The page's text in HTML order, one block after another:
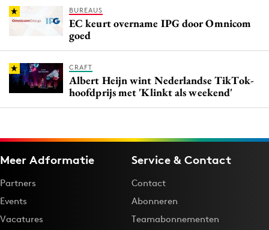
BUREAUS
EC keurt overname IPG door Omnicom
goed
CRAFT
Albert Heijn wint Nederlandse TikTok-
hoofdprijs met 'Klinkt als weekend'
Meer Adformatie
Partners
Events
Vacatures
Service & Contact
Contact
Abonneren
Teamabonnementen